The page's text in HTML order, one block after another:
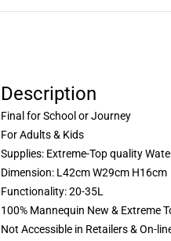
Description
Final for School or Journey
For Adults & Kids
Supplies: Extreme-Top quality
Dimension: L42cm W29cm H16cm
Functionality: 20-35L
100% Mannequin New & Extreme
Not Accessible in Retailers & On-